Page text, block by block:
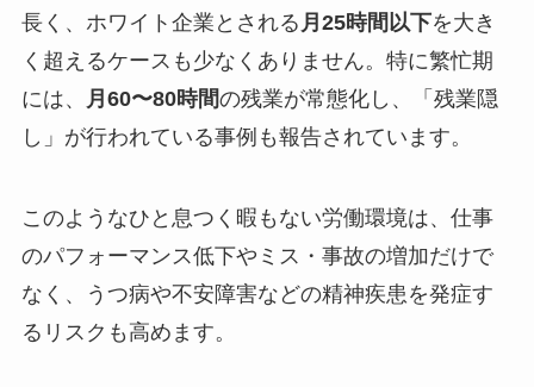
長く、ホワイト企業とされる 月25時間以下を大き
く超えるケースも少なくありません。特に繁忙期
には、
月60〜80時間の残業が常態化し、「残業隠
し」が行われている事例も報告されています。
このようなひと息つく暇もない労働環境は、仕事
のパフォーマンス低下やミス・事故の増加だけで
なく、うつ病や不安障害などの精神疾患を発症す
るリスクも高めます。